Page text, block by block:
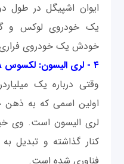
ایوان اشپیگل در طول
یک خودروی لوکس و
خودش یک خودروی
۴ - لری الیسون: لکسوس LFA
وقتی درباره یک
اولین اسمی که به ذهن
لری الیسون است. وی
کنار گذاشته و تبدیل
فناوری شده است.